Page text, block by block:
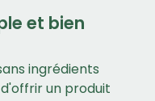
et bien
ingrédients
un produit